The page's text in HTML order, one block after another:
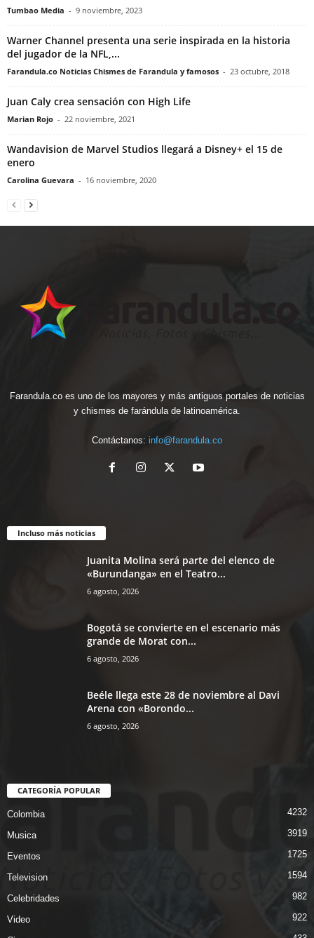
Tumbao Media - 9 noviembre, 2023
Warner Channel presenta una serie inspirada en la historia
del jugador de la NFL,...
Farandula.co Noticias Chismes de Farandula y famosos - 23 octubre, 2018
Juan Caly crea sensación con High Life
Marian Rojo - 22 noviembre, 2021
Wandavision de Marvel Studios llegará a Disney+ el 15 de
enero
Carolina Guevara - 16 noviembre, 2020
Farandula.co es uno de los mayores y más antiguos portales de noticias
y chismes de farándula de latinoamérica.
Contáctanos: info@farandula.co
Incluso más noticias
Juanita Molina será parte del elenco de
«Burundanga» en el Teatro...
6 agosto, 2026
Bogotá se convierte en el escenario más
grande de Morat con...
6 agosto, 2026
Beéle llega este 28 de noviembre al Davi
Arena con «Borondo...
6 agosto, 2026
CATEGORÍA POPULAR
Colombia 4232
Musica 3919
Eventos 1725
Television 1594
Celebridades 982
Video 922